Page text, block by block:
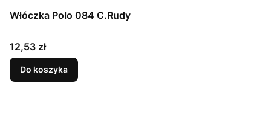
Włóczka Polo 084 C.Rudy
Cena
12,53 zł
Do koszyka